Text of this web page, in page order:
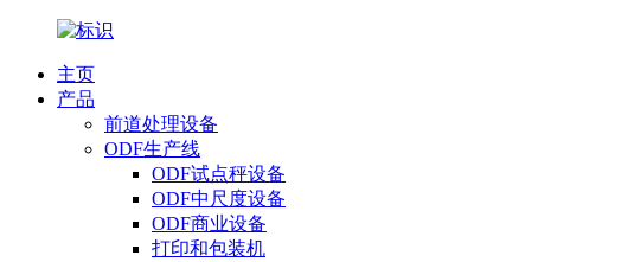
主页
产品
前道处理设备
ODF生产线
ODF试点秤设备
ODF中尺度设备
ODF商业设备
打印和包装机